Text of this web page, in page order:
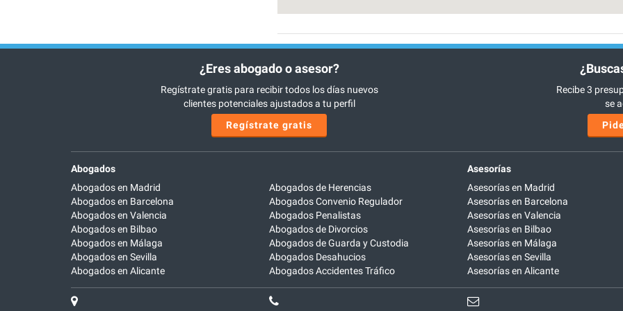
¿Eres abogado o asesor?
Regístrate gratis para recibir todos los días nuevos
clientes potenciales ajustados a tu perfil
Regístrate gratis
Recibe 3
se
Abogados
Abogados en Madrid
Abogados en Barcelona
Abogados en Valencia
Abogados en Bilbao
Abogados en Málaga
Abogados en Sevilla
Abogados en Alicante
Abogados de Herencias
Abogados Convenio Regulador
Abogados Penalistas
Abogados de Divorcios
Abogados de Guarda y Custodia
Abogados Desahucios
Abogados Accidentes Tráfico
Asesorías
Asesorías en Madrid
Asesorías en Barcelona
Asesorías en Valencia
Asesorías en Bilbao
Asesorías en Málaga
Asesorías en Sevilla
Asesorías en Alicante